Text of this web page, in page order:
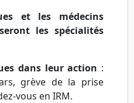
et les médecins
les spécialités
dans leur action :
grève de la prise
vous en IRM.